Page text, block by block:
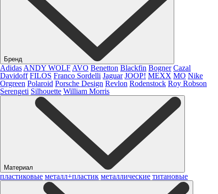
Бренд
Adidas ANDY WOLF AVO Benetton Blackfin Bogner Cazal
Davidoff FILOS Franco Sordelli Jaguar JOOP! MEXX MO Nike
Orgreen Polaroid Porsche Design Revlon Rodenstock Roy Robson
Serengeti Silhouette William Morris
Материал
пластиковые металл+пластик металлические титановые